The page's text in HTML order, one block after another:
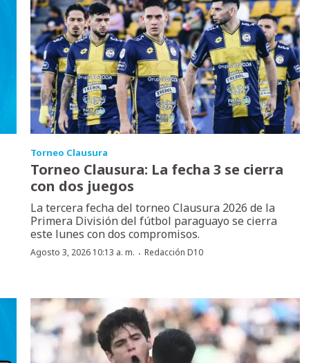
Torneo Clausura
Torneo Clausura: La fecha 3 se cierra
con dos juegos
La tercera fecha del torneo Clausura 2026 de la
Primera División del fútbol paraguayo se cierra
este lunes con dos compromisos.
Agosto 3, 2026 10:13 a. m. ·Redacción D10